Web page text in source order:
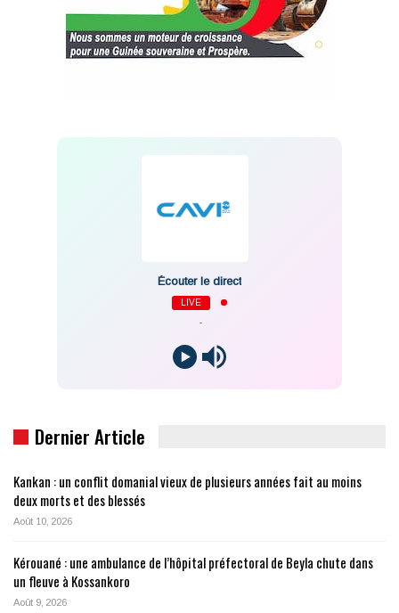
Écouter le direct
LIVE
Dernier Article
Kankan : un conflit domanial vieux de plusieurs années fait au moins
deux morts et des blessés
Août 10, 2026
Kérouané : une ambulance de l’hôpital préfectoral de Beyla chute dans
un fleuve à Kossankoro
Août 9, 2026